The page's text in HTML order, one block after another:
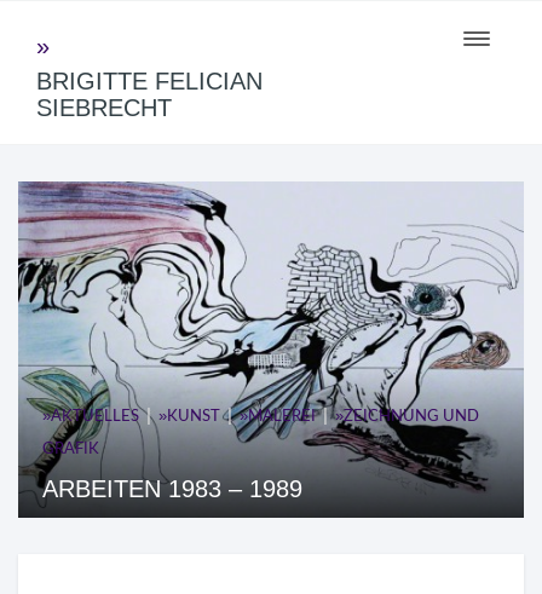
Toggle
BRIGITTE FELICIAN
SIEBRECHT
AKTUELLES | KUNST | MALEREI | ZEICHNUNG UND
GRAFIK
ARBEITEN 1983 – 1989